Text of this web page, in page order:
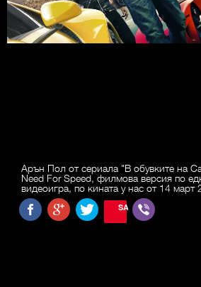
Арън Пол от сериала "В обувките на
Need For Speed, филмова версия по
видеоигра, по кината у нас от 14 март
SAVE